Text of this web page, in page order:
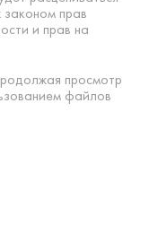
прав
и прав на
просмотр
файлов